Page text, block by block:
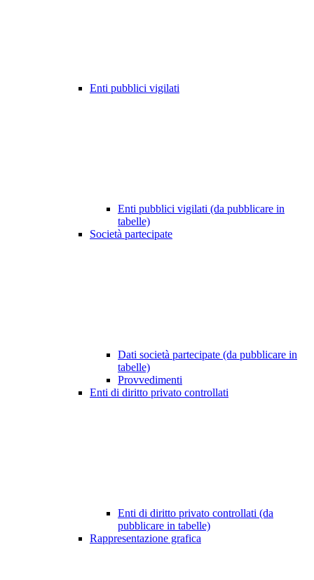
Enti pubblici vigilati
Enti pubblici vigilati (da pubblicare in
tabelle)
Società partecipate
Dati società partecipate (da pubblicare in
tabelle)
Provvedimenti
Enti di diritto privato controllati
Enti di diritto privato controllati (da
pubblicare in tabelle)
Rappresentazione grafica